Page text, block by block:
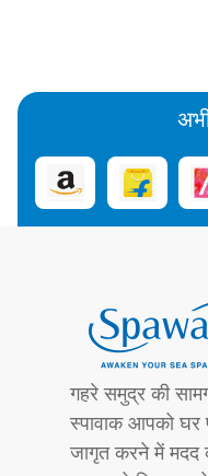
गहरे समुद्र की
स्पावाक आपको घर
जागृत करने में मदद